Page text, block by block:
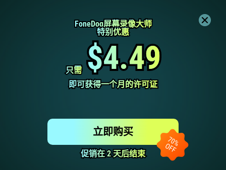
FoneDog屏幕录像大师
FoneDog屏幕录像大师
特别优惠
特别优惠
只需
只需 $4.49
$4.49
即可获得一个月的许可证
即可获得一个月的许可证
促销在 2 天后结束
促销在 2 天后结束
立即购买